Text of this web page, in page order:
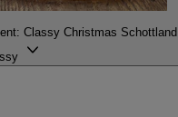
Classy Christmas